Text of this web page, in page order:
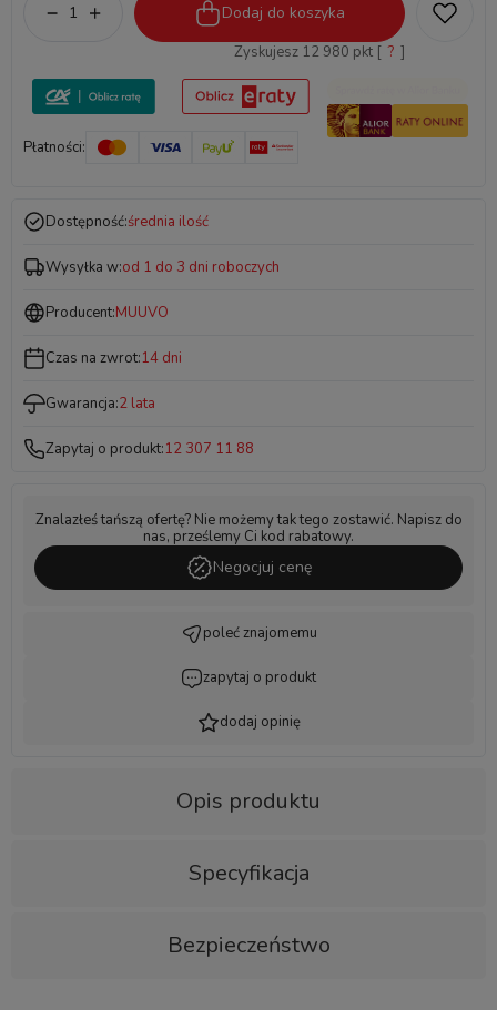
Dodaj do koszyka
Zyskujesz 12 980 pkt [ ? ]
Płatności:
Dostępność:średnia ilość
Wysyłka w:od 1 do 3 dni roboczych
Producent:MUUVO
Czas na zwrot:14 dni
Gwarancja:2 lata
Zapytaj o produkt:12 307 11 88
Znalazłeś tańszą ofertę? Nie możemy tak tego zostawić. Napisz do
nas, prześlemy Ci kod rabatowy.
Negocjuj cenę
poleć znajomemu
zapytaj o produkt
dodaj opinię
Opis produktu
Specyfikacja
Bezpieczeństwo